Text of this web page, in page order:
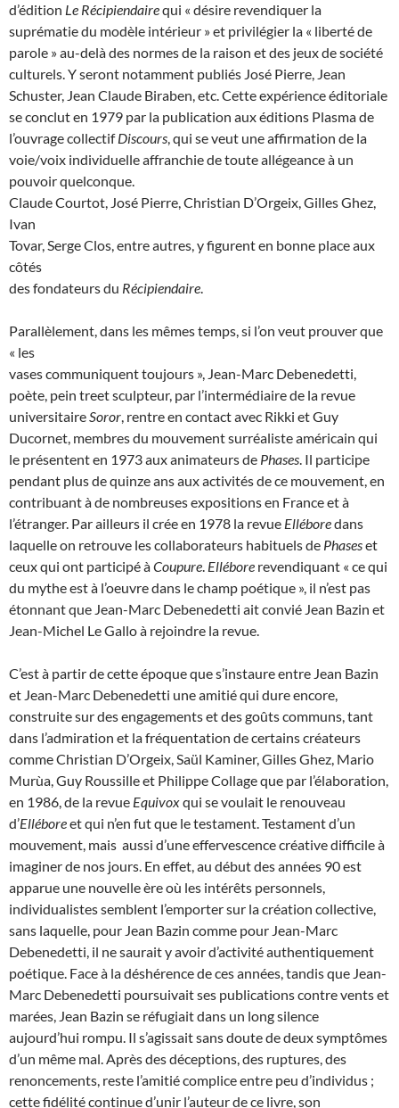
d’édition Le Récipiendairequi « désire revendiquer la
suprématie du modèle intérieur » et privilégier la « liberté de
parole » au-delà des normes de la raison et des jeux de société
culturels. Y seront notamment publiés José Pierre, Jean
Schuster, Jean Claude Biraben, etc. Cette expérience éditoriale
se conclut en 1979 par la publication aux éditions Plasma de
l’ouvrage collectifDiscours, qui se veut une affirmation de la
voie/voix individuelle affranchie de toute allégeance à un
pouvoir quelconque.
Claude Courtot, José Pierre, Christian D’Orgeix, Gilles Ghez,
Ivan
Tovar, Serge Clos, entre autres, y figurent en bonne place aux
côtés
des fondateurs du Récipiendaire.
Parallèlement, dans les mêmes temps, si l’on veut prouver que
« les
vases communiquent toujours », Jean-Marc Debenedetti,
poète, pein treet sculpteur, par l’intermédiaire de la revue
universitaireSoror, rentre en contact avec Rikki et Guy
Ducornet, membres du mouvement surréaliste américain qui
le présentent en 1973 aux animateurs de Phases. Il participe
pendant plus de quinze ans aux activités de ce mouvement, en
contribuant à de nombreuses expositions en France et à
l’étranger. Par ailleurs il crée en 1978 la revue Elléboredans
laquelle on retrouve les collaborateurs habituels de Phaseset
ceux qui ont participé àCoupure. Ellébore revendiquant « ce qui
du mythe est à l’oeuvre dans le champ poétique », il n’est pas
étonnant que Jean-Marc Debenedetti ait convié Jean Bazin et
Jean-Michel Le Gallo à rejoindre la revue.
C’est à partir de cette époque que s’instaure entre Jean Bazin
et Jean-Marc Debenedetti une amitié qui dure encore,
construite sur des engagements et des goûts communs, tant
dans l’admiration et la fréquentation de certains créateurs
comme Christian D’Orgeix, Saül Kaminer, Gilles Ghez, Mario
Murùa, Guy Roussille et Philippe Collage que par l’élaboration,
en 1986, de la revue Equivoxqui se voulait le renouveau
d’Elléboreet qui n’en fut que le testament. Testament d’un
mouvement, mais aussi d’une effervescence créative difficile à
imaginer de nos jours. En effet, au début des années 90 est
apparue une nouvelle ère où les intérêts personnels,
individualistes semblent l’emporter sur la création collective,
sans laquelle, pour Jean Bazin comme pour Jean-Marc
Debenedetti, il ne saurait y avoir d’activité authentiquement
poétique. Face à la déshérence de ces années, tandis que Jean-
Marc Debenedetti poursuivait ses publications contre vents et
marées, Jean Bazin se réfugiait dans un long silence
aujourd’hui rompu. Il s’agissait sans doute de deux symptômes
d’un même mal. Après des déceptions, des ruptures, des
renoncements, reste l’amitié complice entre peu d’individus ;
cette fidélité continue d’unir l’auteur de ce livre, son